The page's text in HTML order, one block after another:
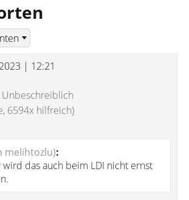
| 12:21
Unbeschreiblich
6594x hilfreich)
melihtozlu):
wird das auch beim LDI nicht ernst